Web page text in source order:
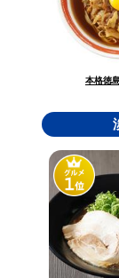
本格徳